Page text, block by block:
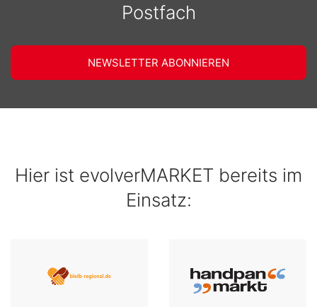
Postfach
NEWSLETTER ABONNIEREN
Hier ist evolverMARKET bereits im
Einsatz: